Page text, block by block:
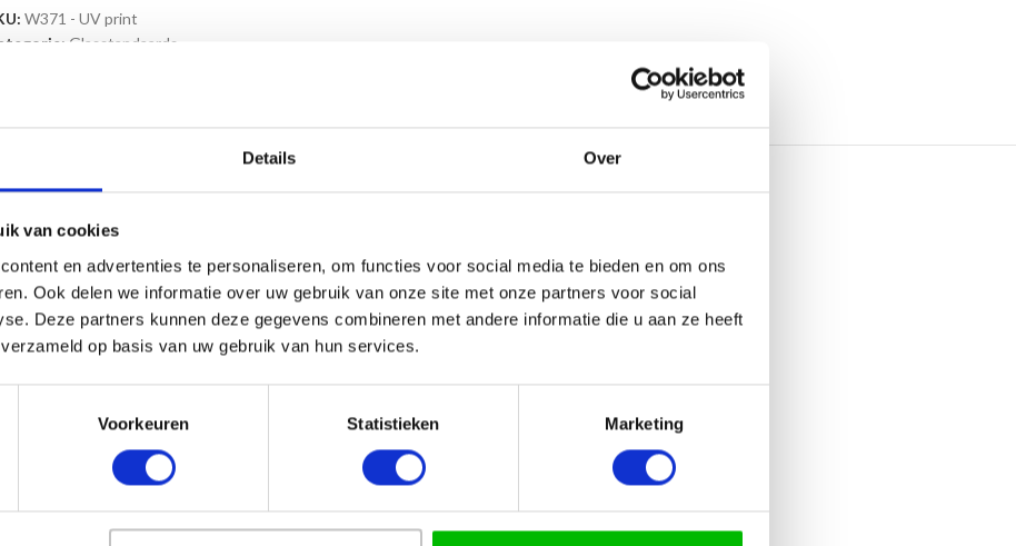
Details Over
van cookies
en advertenties te personaliseren, om functies voor social media te bieden en om ons
Ook delen we informatie over uw gebruik van onze site met onze partners voor social
Deze partners kunnen deze gegevens combineren met andere informatie die u aan ze heeft
op basis van uw gebruik van hun services.
Voorkeuren Statistieken Marketing
W371 - UV print
Glasstandaards
AANVULLENDE INFORMATIEVERZENDING
En kan daardoor snel geleverd worden!
op de afrekenpagina!
opmerking bij de bestelnotities op de afrekenpagina!
na akkoord ontwerp!